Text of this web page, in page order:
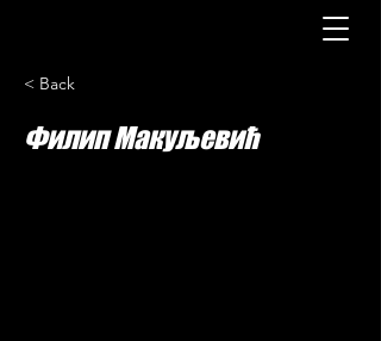
< Back
Филип Макуљевић